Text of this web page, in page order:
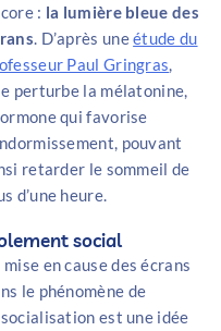
: la lumière bleue des
. D’après uneétude du
Paul Gringras,
perturbe la mélatonine,
qui favorise
pouvant
retarder le sommeil de
d’une heure.
social
mise en cause des écrans
le phénomène de
est une idée